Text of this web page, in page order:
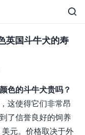
英国斗牛犬的寿
色的斗牛犬贵吗？
这使得它们非常昂
了信誉良好的饲养
元。价格取决于外